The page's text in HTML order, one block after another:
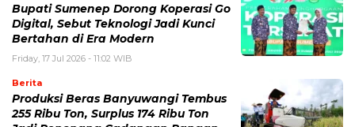
Bupati Sumenep Dorong Koperasi Go
Digital, Sebut Teknologi Jadi Kunci
Bertahan di Era Modern
Friday, 17 Jul 2026 - 11:02 WIB
Berita
Produksi Beras Banyuwangi Tembus
255 Ribu Ton, Surplus 174 Ribu Ton